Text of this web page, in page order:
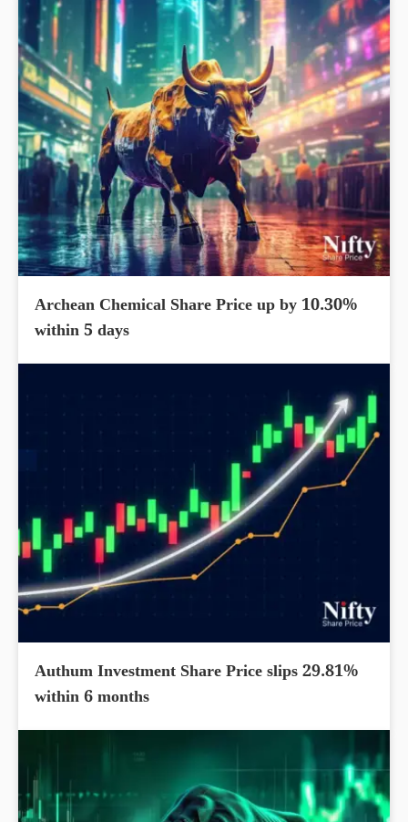
Archean Chemical Share Price up by 10.30%
within 5 days
Authum Investment Share Price slips 29.81%
within 6 months